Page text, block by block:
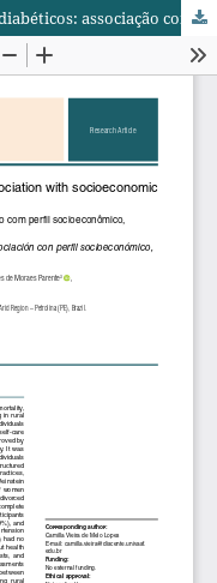
Área de moradia e saúde dos pés em diabéticos: associação com perfil socioeconômico, condições clínicas e autocuidado